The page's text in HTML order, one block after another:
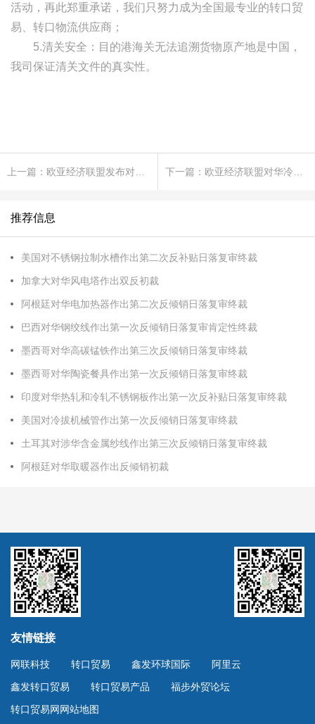
活动，再此郑重承诺，我们只努力成为全国最专业的转口贸
易、转口物流供应商；
5.清关安全：目的港海关无法追溯货物原产地是中国，
我司保证清关文件的真实性。
推荐信息
美国对不锈钢拉制水槽作出第二次反补贴日落复审终裁
加拿大对华风电塔作出双反初裁
阿根廷对华电加热器作出第二次反倾销日落复审终裁
巴西对华钢绞线作出第一次反倾销日落复审肯定性终裁
墨西哥对华高碳锰铁作出第三次反倾销日落复审终裁
墨西哥对华陶瓷餐具作出第一次反倾销日落复审终裁
印度对华热轧和冷轧不锈钢板作出第一次反补贴日落复审终裁
美国对冷拔机械管作出第一次反倾销日落复审终裁
土耳其对涉华含金属纱线作出第三次反倾销日落复审终裁
阿根廷对华取暖器作出反倾销初裁
友情链接
网联科技 转口贸易 鑫发环球国际
阿里云
鑫发转口贸易
转口贸易产品
福步外贸论坛
转口贸易网网站地图